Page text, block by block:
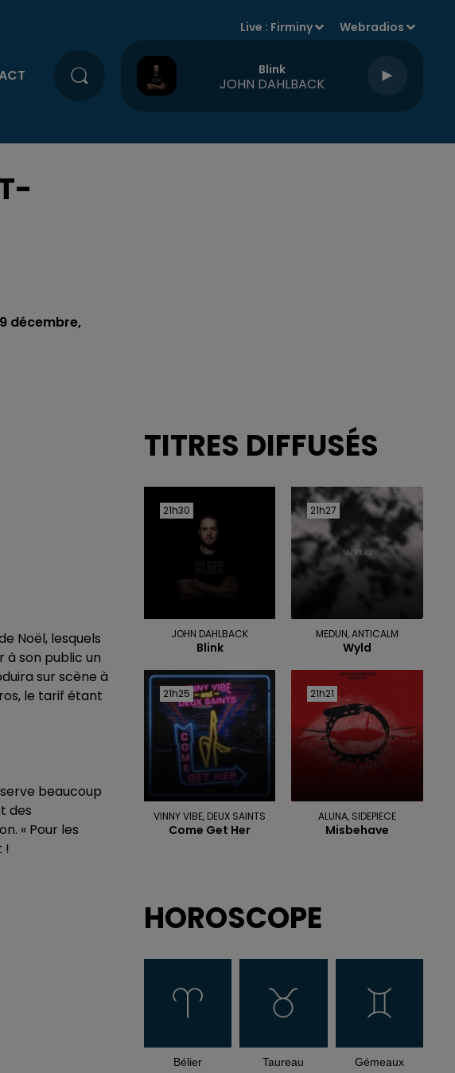
Live : Firminy Webradios
Blink
JOHN DAHLBACK
décembre,
Noël, lesquels
à son public un
sur scène à
le tarif étant
beaucoup
des
« Pour les
!
TITRES DIFFUSÉS
21h30
21h30
JOHN DAHLBACK
Blink
21h27
21h27
MEDUN, ANTICALM
Wyld
21h25
21h25
VINNY VIBE, DEUX SAINTS
Come Get Her
21h21
21h21
ALUNA, SIDEPIECE
Misbehave
HOROSCOPE
Bélier Taureau Gémeaux